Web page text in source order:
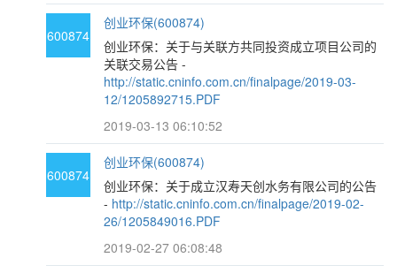
600874
创业环保(600874)
创业环保：关于与关联方共同投资成立项目公司的
关联交易公告 -
http://static.cninfo.com.cn/finalpage/2019-03-
12/1205892715.PDF
2019-03-13 06:10:52
600874
创业环保(600874)
创业环保：关于成立汉寿天创水务有限公司的公告
- http://static.cninfo.com.cn/finalpage/2019-02-
26/1205849016.PDF
2019-02-27 06:08:48